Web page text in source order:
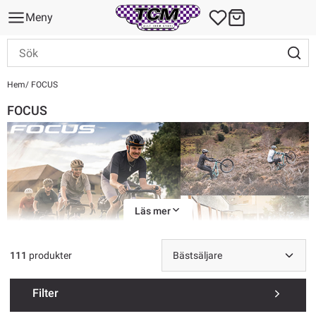
Meny
Hem FOCUS
FOCUS
Var kommer Focus ifrån?
Läs mer
Filter
111 produkter